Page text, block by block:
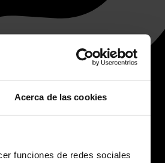
Acerca de las cookies
funciones de redes sociales